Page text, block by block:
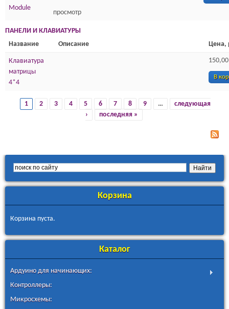
Module
просмотр
ПАНЕЛИ И КЛАВИАТУРЫ
Название
Описание Цена,
Клавиатура
матрицы
4*4
150,00
В
Страницы
1 2 3 4 5 6 7 8 9 …
следующая
›
последняя »
Корзина
Корзина пуста.
Каталог
Ардуино для начинающих:
Контроллеры:
Микросхемы: